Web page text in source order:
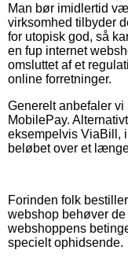
Man bør imidlertid
virksomhed tilbyder
for utopisk god, så
en fup internet
omsluttet af et
online forretninger.
Generelt anbefaler
MobilePay.
eksempelvis ViaBill,
beløbet over et
Forinden folk
webshop behøver
webshoppens
specielt ophidsende.